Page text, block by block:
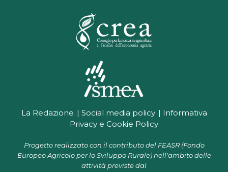
La Redazione Social media policy
Informativa
Privacy e Cookie Policy
Progetto realizzato con il contributo del FEASR (Fondo
Europeo Agricolo per lo Sviluppo Rurale) nell'ambito delle
attività previste dal